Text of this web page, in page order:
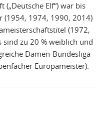
(„Deutsche Elf“) war bis
(1954, 1974, 1990, 2014)
(1972,
zu 20 % weiblich und
Damen-Bundesliga
Europameister).